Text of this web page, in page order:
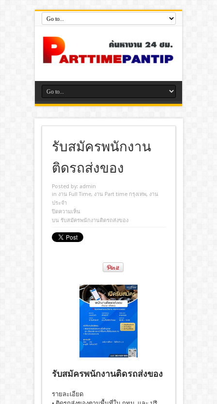
รับสมัครพนักงาน
ติดรถส่งของ
Posted by: admin
in งาน Full Time, งาน Part time กรุงเทพ, งาน
ประจํา
ปิดความเห็น
บน รับสมัครพนักงานติดรถส่งของ
รับสมัครพนักงานติดรถส่งของ
รายละเอียด